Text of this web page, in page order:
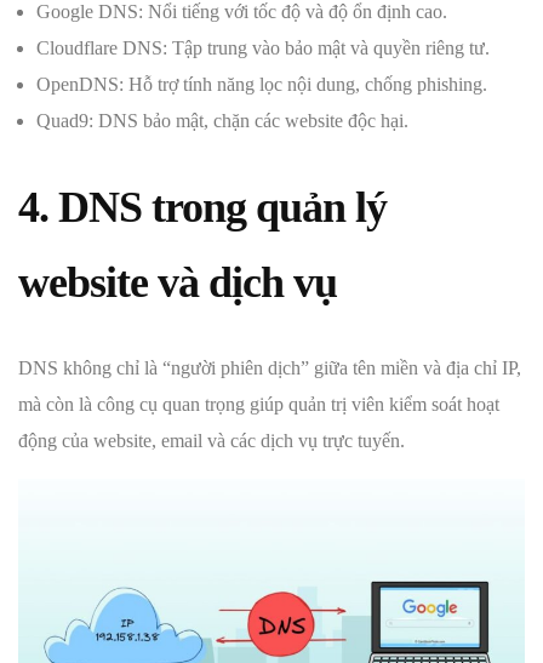
Google DNS: Nổi tiếng với tốc độ và độ ổn định cao.
Cloudflare DNS: Tập trung vào bảo mật và quyền riêng tư.
OpenDNS: Hỗ trợ tính năng lọc nội dung, chống phishing.
Quad9: DNS bảo mật, chặn các website độc hại.
4. DNS trong quản lý
website và dịch vụ
DNS không chỉ là “người phiên dịch” giữa tên miền và địa chỉ IP,
mà còn là công cụ quan trọng giúp quản trị viên kiểm soát hoạt
động của website, email và các dịch vụ trực tuyến.